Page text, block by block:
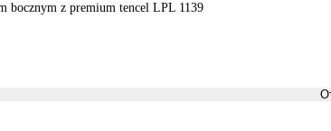
bocznym z premium tencel LPL 1139